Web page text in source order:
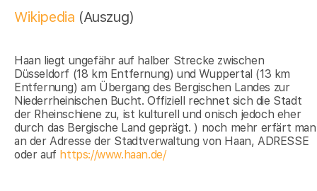
Wikipedia (Auszug)
Haan liegt ungefähr auf halber Strecke zwischen
Düsseldorf (18 km Entfernung) und Wuppertal (13 km
Entfernung) am Übergang des Bergischen Landes zur
Niederrheinischen Bucht. Offiziell rechnet sich die Stadt
der Rheinschiene zu, ist kulturell und onisch jedoch eher
durch das Bergische Land geprägt. ) noch mehr erfärt man
an der Adresse der Stadtverwaltung von Haan, ADRESSE
oder auf https://www.haan.de/